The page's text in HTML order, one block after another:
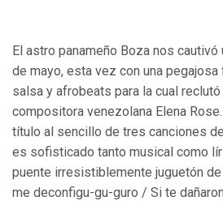
El astro panameño Boza nos
de mayo, esta vez con una
salsa y afrobeats para la cual
compositora venezolana Elena Rose.
título al sencillo de tres canciones
es sofisticado tanto musical como
puente irresistiblemente juguetón
me deconfigu-gu-guro / Si te